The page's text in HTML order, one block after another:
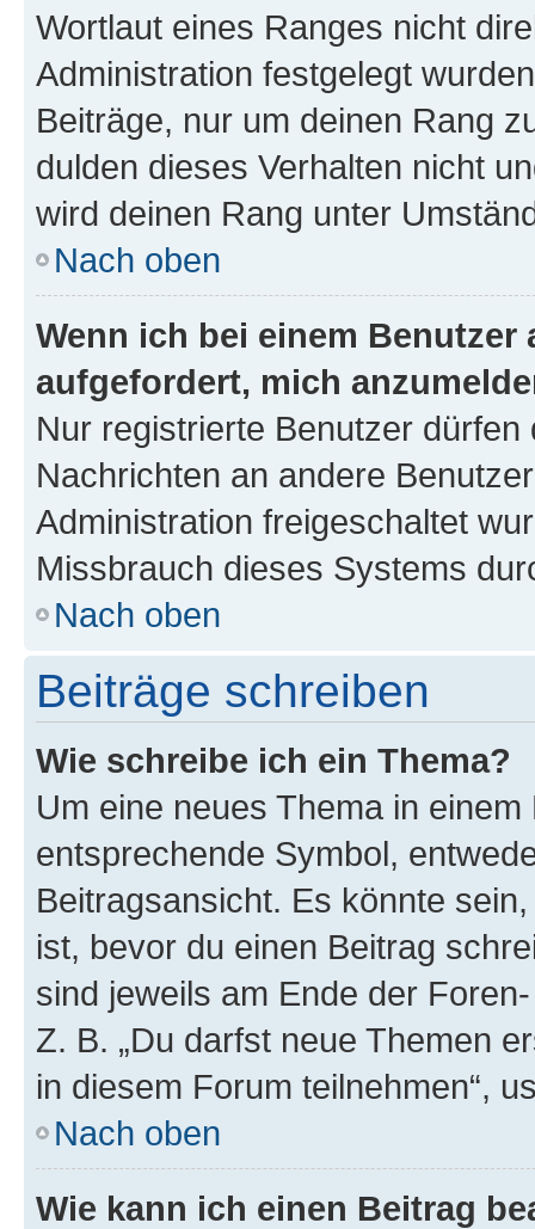
Wortlaut eines Ranges nicht
Administration festgelegt
Beiträge, nur um deinen Rang
dulden dieses Verhalten nicht
wird deinen Rang unter
Nach oben
Wenn ich bei einem
aufgefordert, mich
Nur registrierte Benutzer
Nachrichten an andere
Administration freigeschaltet
Missbrauch dieses Systems
Nach oben
Beiträge schreiben
Wie schreibe ich ein Thema?
Um eine neues Thema in
entsprechende Symbol,
Beitragsansicht. Es könnte
ist, bevor du einen Beitrag
sind jeweils am Ende der
Z. B. „Du darfst neue Themen
in diesem Forum teilnehmen“,
Nach oben
Wie kann ich einen Beitrag